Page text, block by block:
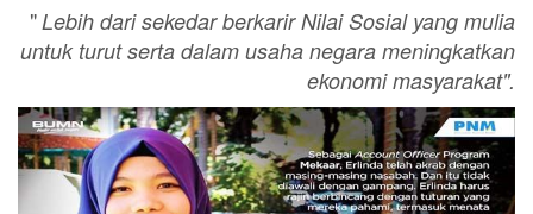
"Lebih dari sekedar berkarir Nilai Sosial yang mulia
untuk turut serta dalam usaha negara meningkatkan
ekonomi masyarakat".